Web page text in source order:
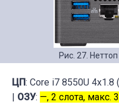
Рис. 27.
ЦП: Core i7 8550U 4x1.8
| ОЗУ: —, 2 слота, макс.